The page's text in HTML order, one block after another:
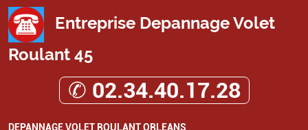
Entreprise Depannage Volet
Roulant 45
✆ 02.34.40.17.28
DEPANNAGE VOLET ROULANT ORLEANS